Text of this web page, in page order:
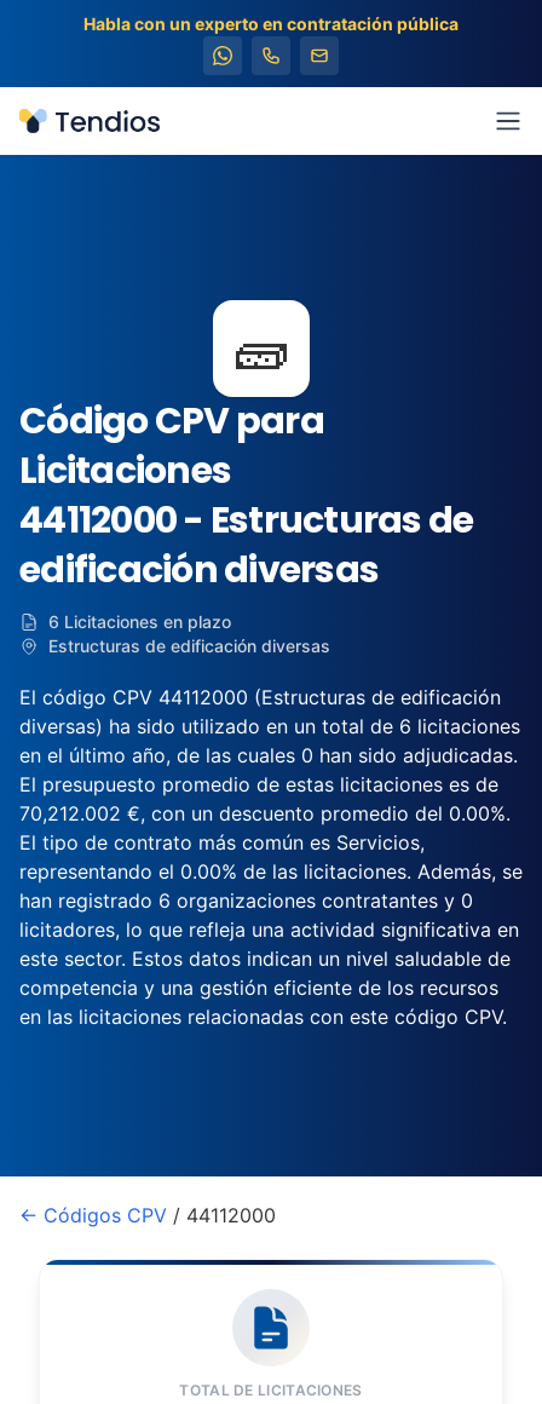
Habla con un experto en contratación pública
Tendios
🧱
Código CPV para
Licitaciones
44112000 - Estructuras de
edificación diversas
6 Licitaciones en plazo
Estructuras de edificación diversas
El código CPV 44112000 (Estructuras de edificación
diversas) ha sido utilizado en un total de 6 licitaciones
en el último año, de las cuales 0 han sido adjudicadas.
El presupuesto promedio de estas licitaciones es de
70,212.002 €, con un descuento promedio del 0.00%.
El tipo de contrato más común es Servicios,
representando el 0.00% de las licitaciones. Además, se
han registrado 6 organizaciones contratantes y 0
licitadores, lo que refleja una actividad significativa en
este sector. Estos datos indican un nivel saludable de
competencia y una gestión eficiente de los recursos
en las licitaciones relacionadas con este código CPV.
← Códigos CPV / 44112000
TOTAL DE LICITACIONES